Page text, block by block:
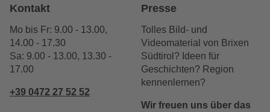
Kontakt
Mo bis Fr: 9.00 - 13.00,
14.00 - 17.30
Sa: 9.00 - 13.00, 13.30 -
17.00
+39 0472 27 52 52
Presse
Tolles Bild- und
Videomaterial von Brixen
Südtirol? Ideen für
Geschichten? Region
kennenlernen?
Wir freuen uns über das